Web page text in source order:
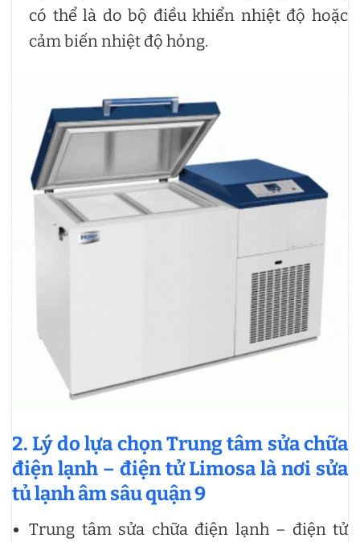
có thể là do bộ điều khiển nhiệt độ hoặc
cảm biến nhiệt độ hỏng.
2. Lý do lựa chọn Trung tâm sửa chữa
điện lạnh – điện tử Limosa là nơi sửa
tủ lạnh âm sâu quận 9
Trung tâm sửa chữa điện lạnh – điện tử